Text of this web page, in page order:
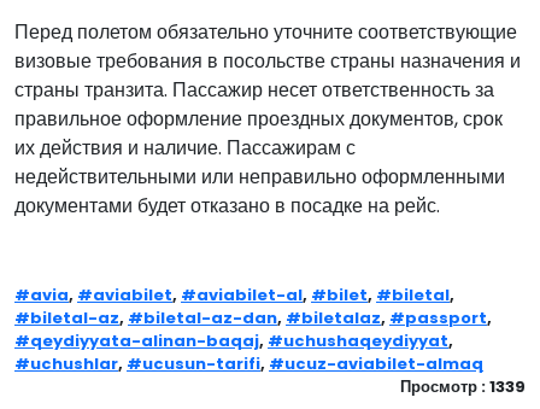
Перед полетом обязательно уточните соответствующие
визовые требования в посольстве страны назначения и
страны транзита. Пассажир несет ответственность за
правильное оформление проездных документов, срок
их действия и наличие. Пассажирам с
недействительными или неправильно оформленными
документами будет отказано в посадке на рейс.
#avia, #aviabilet, #aviabilet-al, #bilet, #biletal,
#biletal-az, #biletal-az-dan, #biletalaz, #passport,
#qeydiyyata-alinan-baqaj, #uchushaqeydiyyat,
#uchushlar, #ucusun-tarifi, #ucuz-aviabilet-almaq
Просмотр : 1339